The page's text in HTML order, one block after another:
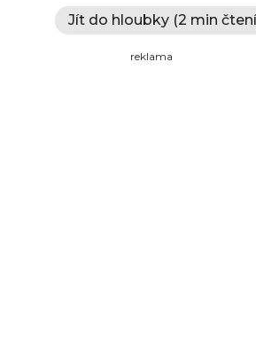
Jít do hloubky (2 min
reklama